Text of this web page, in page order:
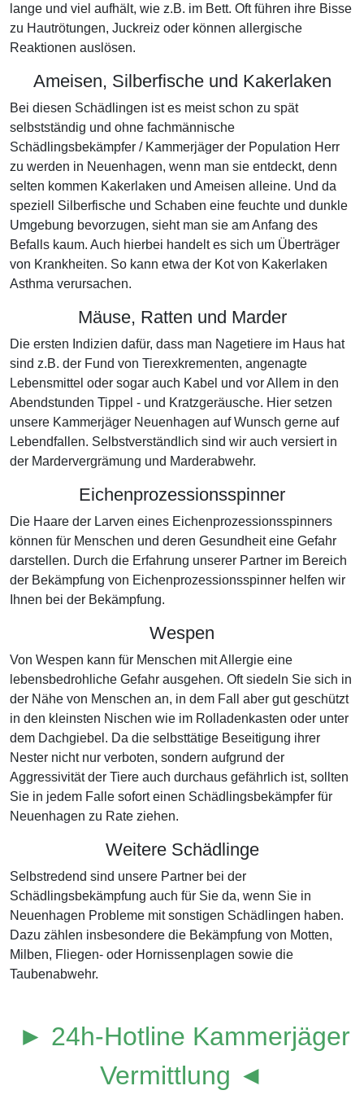
lange und viel aufhält, wie z.B. im Bett. Oft führen ihre Bisse
zu Hautrötungen, Juckreiz oder können allergische
Reaktionen auslösen.
Ameisen, Silberfische und Kakerlaken
Bei diesen Schädlingen ist es meist schon zu spät
selbstständig und ohne fachmännische
Schädlingsbekämpfer / Kammerjäger der Population Herr
zu werden in Neuenhagen, wenn man sie entdeckt, denn
selten kommen Kakerlaken und Ameisen alleine. Und da
speziell Silberfische und Schaben eine feuchte und dunkle
Umgebung bevorzugen, sieht man sie am Anfang des
Befalls kaum. Auch hierbei handelt es sich um Überträger
von Krankheiten. So kann etwa der Kot von Kakerlaken
Asthma verursachen.
Mäuse, Ratten und Marder
Die ersten Indizien dafür, dass man Nagetiere im Haus hat
sind z.B. der Fund von Tierexkrementen, angenagte
Lebensmittel oder sogar auch Kabel und vor Allem in den
Abendstunden Tippel - und Kratzgeräusche. Hier setzen
unsere Kammerjäger Neuenhagen auf Wunsch gerne auf
Lebendfallen. Selbstverständlich sind wir auch versiert in
der Mardervergrämung und Marderabwehr.
Eichenprozessionsspinner
Die Haare der Larven eines Eichenprozessionsspinners
können für Menschen und deren Gesundheit eine Gefahr
darstellen. Durch die Erfahrung unserer Partner im Bereich
der Bekämpfung von Eichenprozessionsspinner helfen wir
Ihnen bei der Bekämpfung.
Wespen
Von Wespen kann für Menschen mit Allergie eine
lebensbedrohliche Gefahr ausgehen. Oft siedeln Sie sich in
der Nähe von Menschen an, in dem Fall aber gut geschützt
in den kleinsten Nischen wie im Rolladenkasten oder unter
dem Dachgiebel. Da die selbsttätige Beseitigung ihrer
Nester nicht nur verboten, sondern aufgrund der
Aggressivität der Tiere auch durchaus gefährlich ist, sollten
Sie in jedem Falle sofort einen Schädlingsbekämpfer für
Neuenhagen zu Rate ziehen.
Weitere Schädlinge
Selbstredend sind unsere Partner bei der
Schädlingsbekämpfung auch für Sie da, wenn Sie in
Neuenhagen Probleme mit sonstigen Schädlingen haben.
Dazu zählen insbesondere die Bekämpfung von Motten,
Milben, Fliegen- oder Hornissenplagen sowie die
Taubenabwehr.
► 24h-Hotline Kammerjäger
Vermittlung ◄